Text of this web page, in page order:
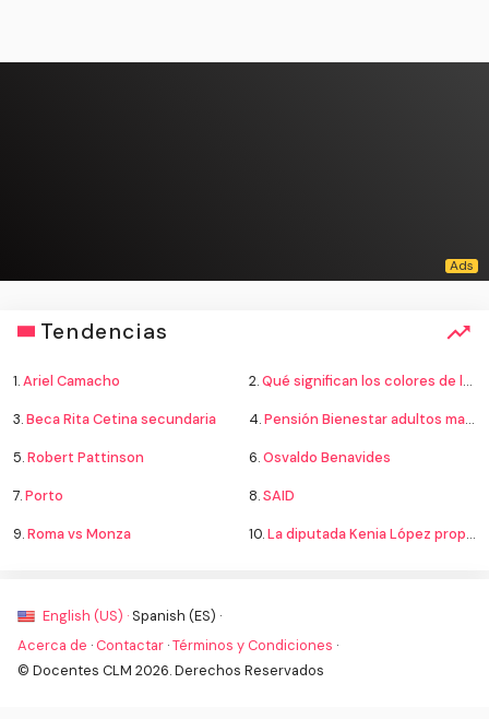
Tendencias
1.Ariel Camacho 2.Qué significan los colores de la bandera
3.Beca Rita Cetina secundaria 4.Pensión Bienestar adultos mayores
5.Robert Pattinson 6.Osvaldo Benavides
7.Porto 8.SAID
9.Roma vs Monza 10.La diputada Kenia López propone cambiar el nombre del país a México
English (US) · Spanish (ES) ·
Acerca de · Contactar ·Términos y Condiciones ·
© Docentes CLM 2026. Derechos Reservados